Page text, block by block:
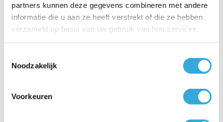
partners kunnen deze gegevens combineren met andere
informatie die u aan ze heeft verstrekt of die ze hebben
verzameld op basis van uw gebruik van hun services.
Noodzakelijk
Voorkeuren
John , Losser
Wand heater ontvangen. Doos oké maar heater
Lees meer